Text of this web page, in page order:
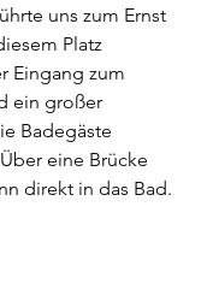
uns zum Ernst
Platz
Eingang zum
ein großer
Badegäste
eine Brücke
direkt in das Bad.